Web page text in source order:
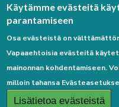
VARATTU C9 2h+kk+s
VARATTU D10
VARATTU D12 2h+kk+s
VARATTU E13 2h+kk+s
Käytämme evästeitä
parantamiseen
Osa evästeistä on
Vapaaehtoisia evästeitä
mainonnan kohdentamiseen.
milloin tahansa
Lisätietoa evästeistä